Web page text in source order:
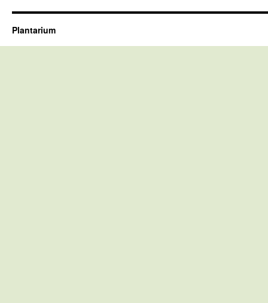
Plantarium